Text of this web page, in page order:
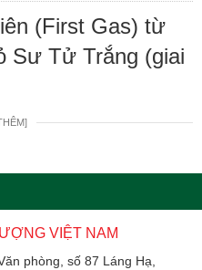
(First Gas) từ
Sư Tử Trắng (giai
VIỆT NAM
phòng, số 87 Láng Hạ,